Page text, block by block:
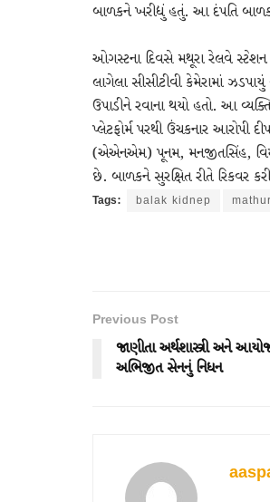
બાળકને ખરીદ્યું હતું. આ દંપતિ
ઓગસ્ટના દિવસે મથૂરા રેલવે સ્ટેશન
લાગેલા સીસીટીવી કેમેરામાં
ઉપાડીને રવાના થયો હતો. આ
પ્લેટફોર્મ પરથી ઉંચકનાર આરોપી
(એએનએમ) પૂનમ, મનજીતસિંહ,
છે. બાળકને સુરક્ષિત રીતે રિકવર
Tags: balak kidnep
Previous Post
જાણીતા અર્થશાસ્ત્રી અને
અભિજીત સેનનું નિધન